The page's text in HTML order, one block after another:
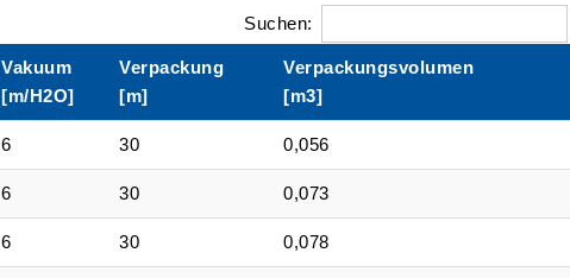
Suchen:
Vakuum
[m/H2O]
Verpackung
[m]
Verpackungsvolumen
[m3]
6 30 0,056
6 30 0,073
6 30 0,078